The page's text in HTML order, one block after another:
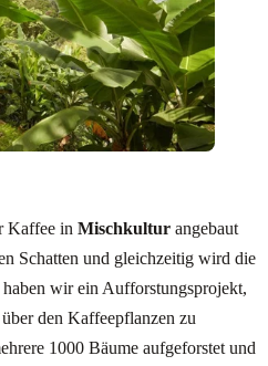
Kaffee in Mischkultur angebaut
Schatten und gleichzeitig wird die
wir ein Aufforstungsprojekt,
den Kaffeepflanzen zu
1000 Bäume aufgeforstet und